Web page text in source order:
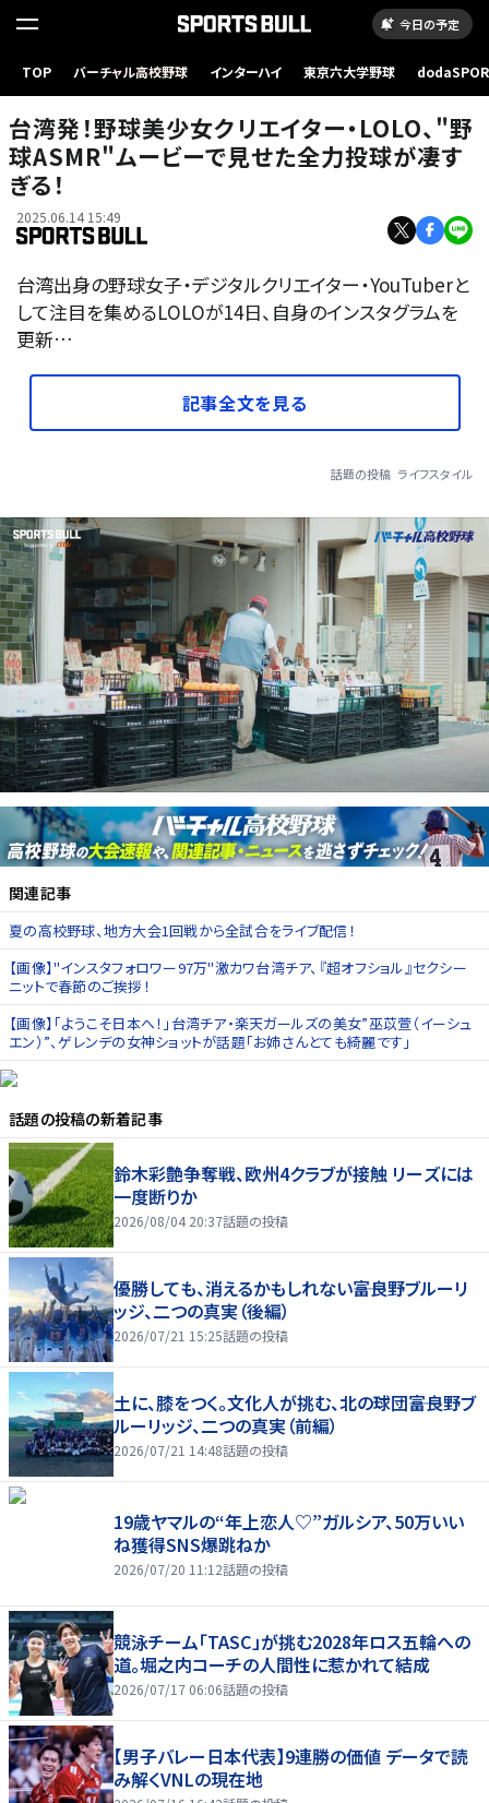
今日の予定
TOP バーチャル高校野球 インターハイ 東京六大学野球
台湾発！野球美少女クリエイター・LOLO、"野
球ASMR"ムービーで見せた全力投球が凄す
ぎる！
2025.06.14 15:49
台湾出身の野球女子・デジタルクリエイター・YouTuberと
して注目を集めるLOLOが14日、自身のインスタグラムを
更新…
記事全文を見る
話題の投稿 ライフスタイル
関連記事
夏の高校野球、地方大会1回戦から全試合をライブ配信！
【画像】"インスタフォロワー97万"激カワ台湾チア、『超オフショル』セクシー
ニットで春節のご挨拶！
【画像】「ようこそ日本へ！」台湾チア・楽天ガールズの美女”巫苡萱（イーシュ
エン）”、ゲレンデの女神ショットが話題「お姉さんとても綺麗です」
話題の投稿の新着記事
鈴木彩艶争奪戦、欧州4クラブが接触 リーズには
一度断りか
2026/08/04 20:37話題の投稿
優勝しても、消えるかもしれない――富良野ブルーリ
ッジ、二つの真実（後編）
2026/07/21 15:25話題の投稿
土に、膝をつく。文化人が挑む、北の球団――富良野ブ
ルーリッジ、二つの真実（前編）
2026/07/21 14:48話題の投稿
19歳ヤマルの“年上恋人♡”ガルシア、50万いい
ね獲得SNS爆跳ねか
2026/07/20 11:12話題の投稿
競泳チーム「TASC」が挑む2028年ロス五輪への
道。堀之内コーチの人間性に惹かれて結成
2026/07/17 06:06話題の投稿
【男子バレー日本代表】9連勝の価値 データで読
み解くVNLの現在地